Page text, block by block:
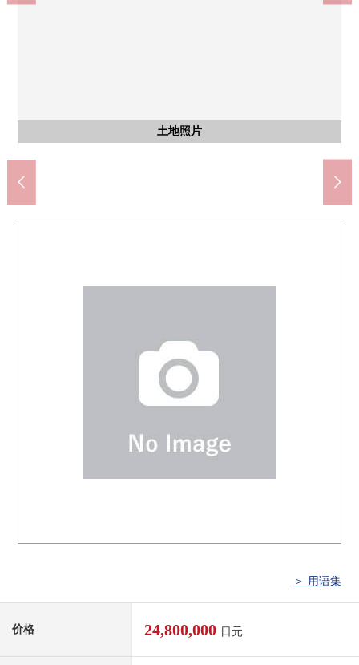
土地照片
区划图
土地照片
土地照片
含有前面道路的外观
含有前面道路的外观
超市阿尔卑斯山宇津木的台阶店(约1800m)
日野台邮局(约1300m)
东海大学附属的八王子医院(约1300m)
八王子市立小宫小学(约670m)
八王子市立石川中学(约1700m)
＞ 用语集
价格 24,800,000 日元